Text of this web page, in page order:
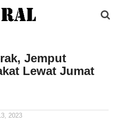
Jemput
Lewat Jumat
2023